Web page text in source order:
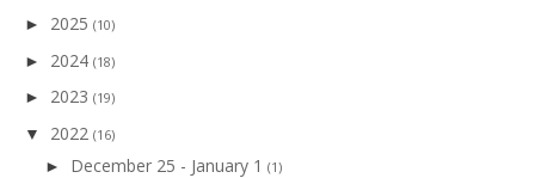
► 2025 (10)
► 2024 (18)
► 2023 (19)
▼ 2022 (16)
► December 25 - January 1 (1)